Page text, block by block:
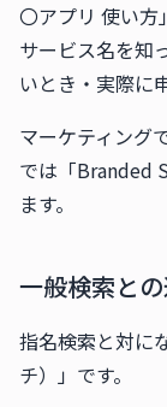
〇アプリ 使い方
サービス名を知
いとき・実際に
マーケティング
では「Branded
ます。
一般検索と
指名検索と対に
チ）」です。